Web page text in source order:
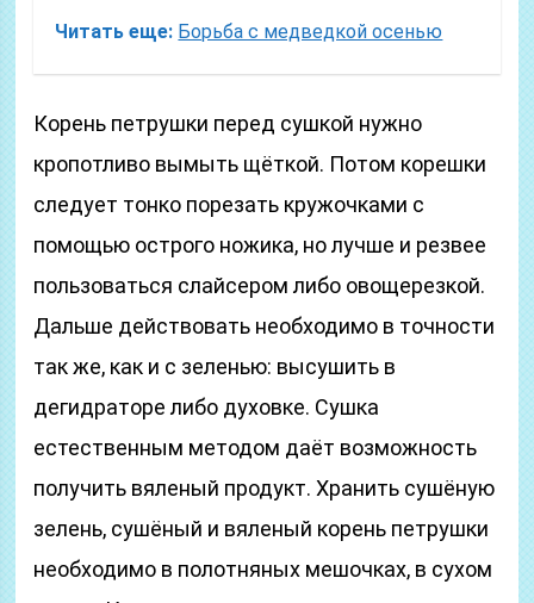
Читать еще: Борьба с медведкой осенью
Корень петрушки перед сушкой нужно
кропотливо вымыть щёткой. Потом корешки
следует тонко порезать кружочками с
помощью острого ножика, но лучше и резвее
пользоваться слайсером либо овощерезкой.
Дальше действовать необходимо в точности
так же, как и с зеленью: высушить в
дегидраторе либо духовке. Сушка
естественным методом даёт возможность
получить вяленый продукт. Хранить сушёную
зелень, сушёный и вяленый корень петрушки
необходимо в полотняных мешочках, в сухом